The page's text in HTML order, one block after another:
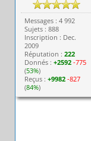
Messages : 4 992
Sujets : 888
Inscription : Dec.
2009
Réputation :222
Donnés :+2592 -775
(53%)
Reçus :+9982 -827
(84%)